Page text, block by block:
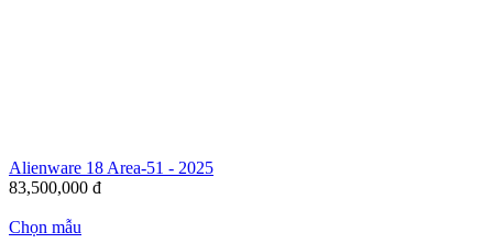
Alienware 18 Area-51 - 2025
83,500,000 đ
Chọn mẫu